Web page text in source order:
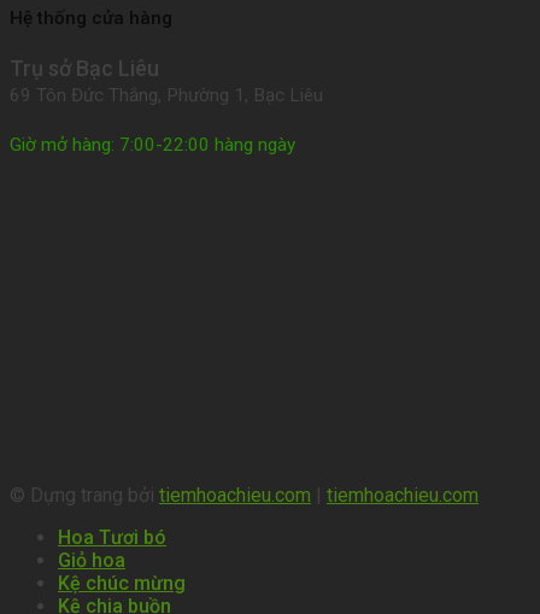
Hệ thống cửa hàng
Trụ sở Bạc Liêu
69 Tôn Đức Thắng, Phường 1, Bạc Liêu
Giờ mở hàng: 7:00-22:00 hàng ngày
© Dựng trang bởi tiemhoachieu.com | tiemhoachieu.com
Hoa Tươi bó
Giỏ hoa
Kệ chúc mừng
Kệ chia buồn